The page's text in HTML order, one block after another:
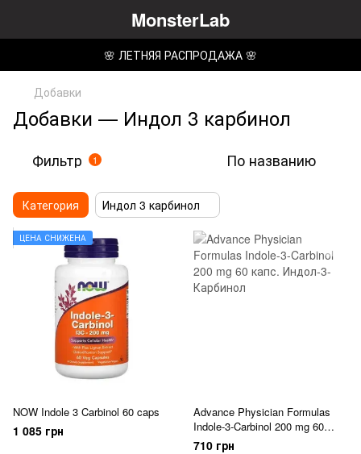
MonsterLab
🌸 ЛЕТНЯЯ РАСПРОДАЖА 🌸
Добавки
Добавки — Индол 3 карбинол
Фильтр 1 По названию
Категория Индол 3 карбинол
ЦЕНА СНИЖЕНА
NOW Indole 3 Carbinol 60 caps
1 085 грн
Advance Physician Formulas
Indole-3-Carbinol 200 mg 60
капс.
710 грн